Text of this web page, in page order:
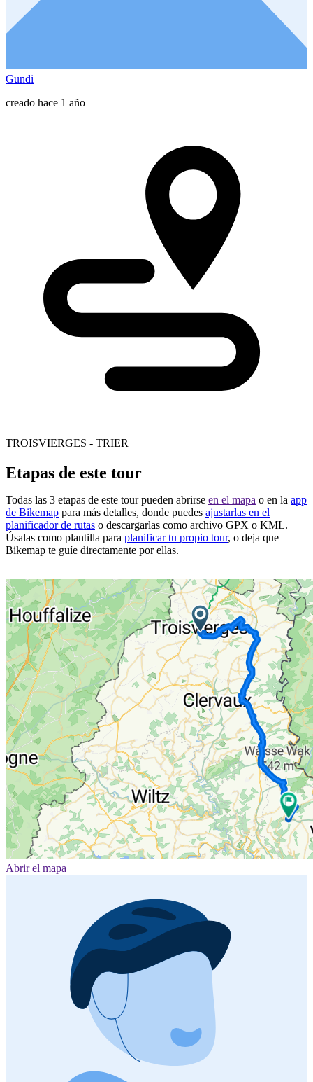
Gundi
creado hace 1 año
TROISVIERGES - TRIER
Etapas de este tour
Todas las 3 etapas de este tour pueden abrirse en el mapa o en la app
de Bikemap para más detalles, donde puedes ajustarlas en el
planificador de rutas o descargarlas como archivo GPX o KML.
Úsalas como plantilla para planificar tu propio tour, o deja que
Bikemap te guíe directamente por ellas.
Abrir el mapa